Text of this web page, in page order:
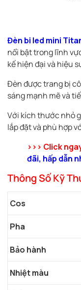
Đèn bi led mini
nổi bật trong lĩnh
kế hiện đại và hiệu
Đèn được trang bị
sáng mạnh mẽ và
Với kích thước nhỏ
lắp đặt và phù hợp
>>> Click
đãi, hấp dẫn
Thông Số Kỹ
Cos
Pha
Bảo hành
Nhiệt màu